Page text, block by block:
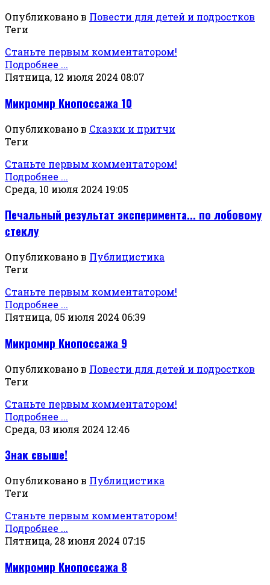
Опубликовано в Повести для детей и подростков
Теги
Станьте первым комментатором!
Подробнее ...
Пятница, 12 июля 2024 08:07
Микромир Кнопоссажа 10
Опубликовано в Сказки и притчи
Теги
Станьте первым комментатором!
Подробнее ...
Среда, 10 июля 2024 19:05
Печальный результат эксперимента... по лобовому
стеклу
Опубликовано в Публицистика
Теги
Станьте первым комментатором!
Подробнее ...
Пятница, 05 июля 2024 06:39
Микромир Кнопоссажа 9
Опубликовано в Повести для детей и подростков
Теги
Станьте первым комментатором!
Подробнее ...
Среда, 03 июля 2024 12:46
Знак свыше!
Опубликовано в Публицистика
Теги
Станьте первым комментатором!
Подробнее ...
Пятница, 28 июня 2024 07:15
Микромир Кнопоссажа 8